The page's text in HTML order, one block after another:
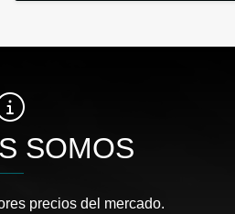
$510.000.000
SOMOS
precios del mercado.